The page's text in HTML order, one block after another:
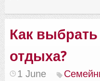
Как
отдыха?
1 June